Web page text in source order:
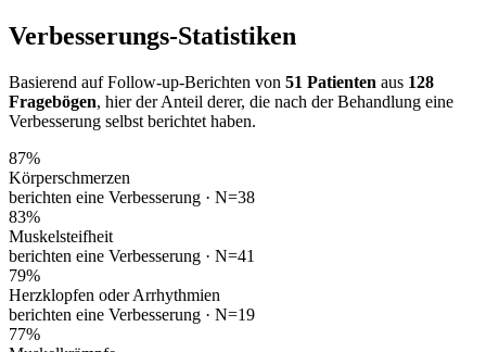
Verbesserungs-Statistiken
Basierend auf Follow-up-Berichten von 51 Patienten aus 128
Fragebögen, hier der Anteil derer, die nach der Behandlung eine
Verbesserung selbst berichtet haben.
87%
Körperschmerzen
berichten eine Verbesserung · N=38
83%
Muskelsteifheit
berichten eine Verbesserung · N=41
79%
Herzklopfen oder Arrhythmien
berichten eine Verbesserung · N=19
77%